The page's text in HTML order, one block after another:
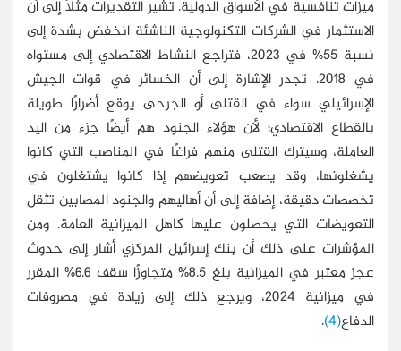
ميزات تنافسية في الأسواق الدولية. تشير التقديرات مثلًا إلى أن
الاستثمار في الشركات التكنولوجية الناشئة انخفض بشدة إلى
نسبة 55% في 2023، فتراجع النشاط الاقتصادي إلى مستواه
في 2018. تجدر الإشارة إلى أن الخسائر في قوات الجيش
الإسرائيلي سواء في القتلى أو الجرحى يوقع أضرارًا طويلة
بالقطاع الاقتصادي؛ لأن هؤلاء الجنود هم أيضًا جزء من اليد
العاملة، وسيترك القتلى منهم فراغًا في المناصب التي كانوا
يشغلونها، وقد يصعب تعويضهم إذا كانوا يشتغلون في
تخصصات دقيقة، إضافة إلى أن أهاليهم والجنود المصابين تثقل
التعويضات التي يحصلون عليها كاهل الميزانية العامة. ومن
المؤشرات على ذلك أن بنك إسرائيل المركزي أشار إلى حدوث
عجز معتبر في الميزانية بلغ 8.5% متجاوزًا سقف 6.6% المقرر
في ميزانية 2024، ويرجع ذلك إلى زيادة في مصروفات
الدفاع(4)
.